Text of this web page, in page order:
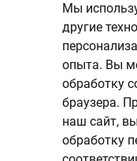
Мы
другие
опыта. Вы
обработку
браузера.
наш сайт,
обработку